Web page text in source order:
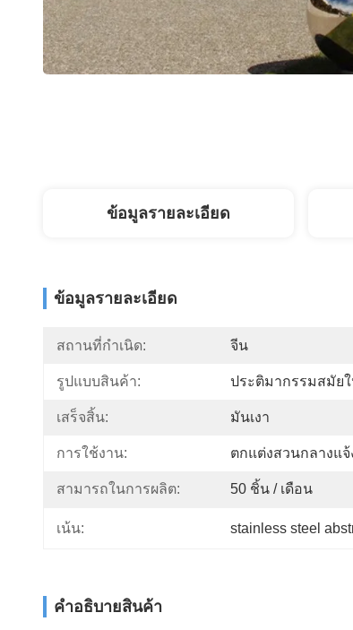
ข้อมูลรายละเอียด
ข้อมูลรายละเอียด
สถานที่กำเนิด: จีน
รูปแบบสินค้า: ประติมากรรมสมัย
เสร็จสิ้น: มันเงา
การใช้งาน: ตกแต่งสวนกลางแจ้
สามารถในการผลิต: 50 ชิ้น / เดือน
เน้น: stainless steel
คําอธิบายสินค้า